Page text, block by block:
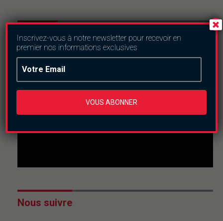
En direct
This
window.
The media could not be loaded, either because the
server or network failed or because the format is not
Nous suivre
Inscrivez-vous à notre newsletter pour recevoir en
premier nos informations exclusives
VOUS ABONNER